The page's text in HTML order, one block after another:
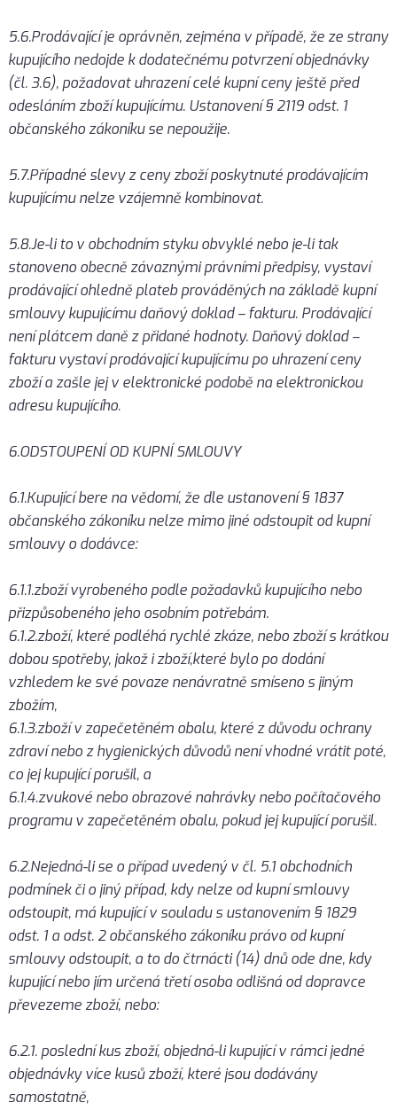
5.6.Prodávající je oprávněn, zejména v případě, že ze strany
kupujícího nedojde k dodatečnému potvrzení objednávky
(čl. 3.6), požadovat uhrazení celé kupní ceny ještě před
odesláním zboží kupujícímu. Ustanovení § 2119 odst. 1
občanského zákoníku se nepoužije.
5.7.Případné slevy z ceny zboží poskytnuté prodávajícím
kupujícímu nelze vzájemně kombinovat.
5.8.Je-li to v obchodním styku obvyklé nebo je-li tak
stanoveno obecně závaznými právními předpisy, vystaví
prodávající ohledně plateb prováděných na základě kupní
smlouvy kupujícímu daňový doklad – fakturu. Prodávající
není plátcem daně z přidané hodnoty. Daňový doklad –
fakturu vystaví prodávající kupujícímu po uhrazení ceny
zboží a zašle jej v elektronické podobě na elektronickou
adresu kupujícího.
6.ODSTOUPENÍ OD KUPNÍ SMLOUVY
6.1.Kupující bere na vědomí, že dle ustanovení § 1837
občanského zákoníku nelze mimo jiné odstoupit od kupní
smlouvy o dodávce:
6.1.1.zboží vyrobeného podle požadavků kupujícího nebo
přizpůsobeného jeho osobním potřebám.
6.1.2.zboží, které podléhá rychlé zkáze, nebo zboží s krátkou
dobou spotřeby, jakož i zboží,které bylo po dodání
vzhledem ke své povaze nenávratně smíseno s jiným
zbožím,
6.1.3.zboží v zapečetěném obalu, které z důvodu ochrany
zdraví nebo z hygienických důvodů není vhodné vrátit poté,
co jej kupující porušil, a
6.1.4.zvukové nebo obrazové nahrávky nebo počítačového
programu v zapečetěném obalu, pokud jej kupující porušil.
6.2.Nejedná-li se o případ uvedený v čl. 5.1 obchodních
podmínek či o jiný případ, kdy nelze od kupní smlouvy
odstoupit, má kupující v souladu s ustanovením § 1829
odst. 1 a odst. 2 občanského zákoníku právo od kupní
smlouvy odstoupit, a to do čtrnácti (14) dnů ode dne, kdy
kupující nebo jím určená třetí osoba odlišná od dopravce
převezeme zboží, nebo:
6.2.1. poslední kus zboží, objedná-li kupující v rámci jedné
objednávky více kusů zboží, které jsou dodávány
samostatně,